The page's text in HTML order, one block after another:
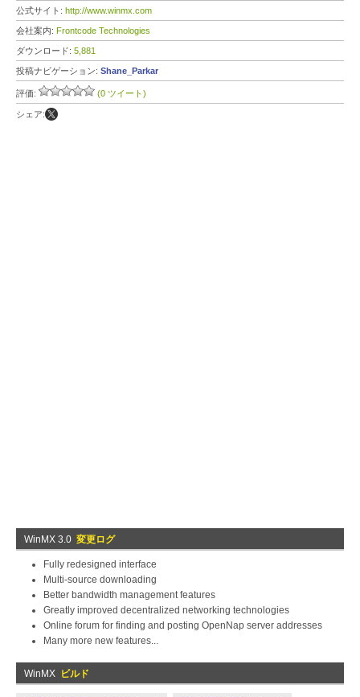
公式サイト: http://www.winmx.com
会社案内: Frontcode Technologies
ダウンロード: 5,881
投稿ナビゲーション: Shane_Parkar
評価: (0 ツイート)
シェア:
WinMX 3.0 変更ログ
Fully redesigned interface
Multi-source downloading
Better bandwidth management features
Greatly improved decentralized networking technologies
Online forum for finding and posting OpenNap server addresses
Many more new features...
WinMX ビルド